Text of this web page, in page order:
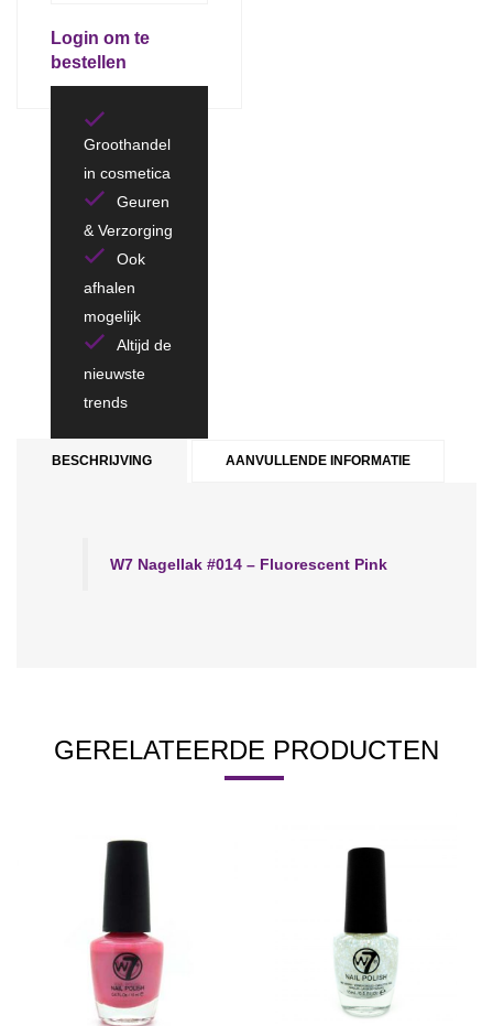
Login om te
bestellen
Groothandel
in cosmetica
Geuren
& Verzorging
Ook
afhalen
mogelijk
Altijd de
nieuwste
trends
BESCHRIJVING AANVULLENDE INFORMATIE
W7 Nagellak #014 – Fluorescent Pink
GERELATEERDE PRODUCTEN